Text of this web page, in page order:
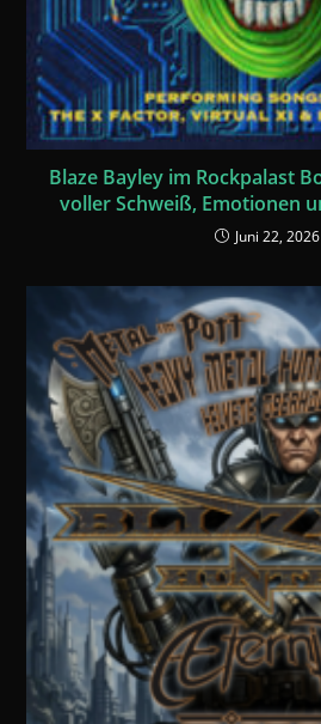
Blaze Bayley im Rockpalast
voller Schweiß, Emotionen
Juni 22, 2026